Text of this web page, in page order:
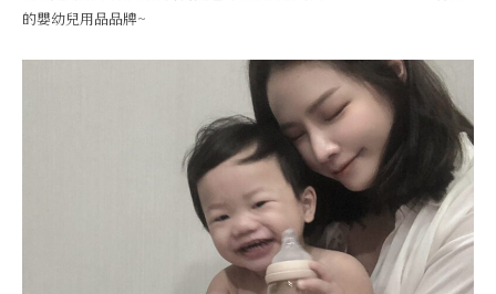
的嬰幼兒用品品牌~